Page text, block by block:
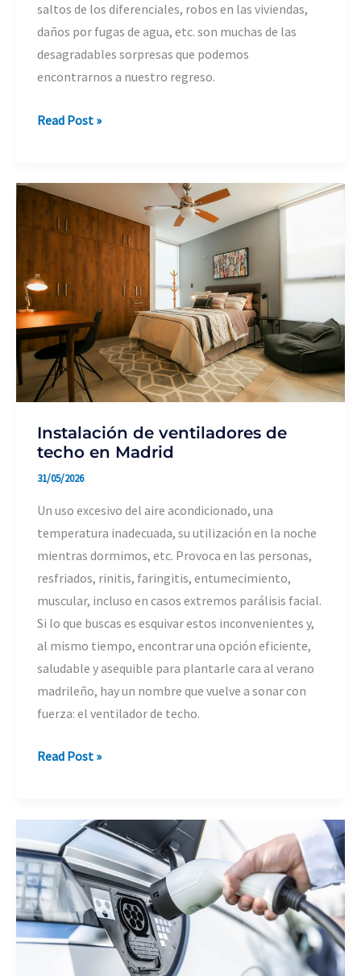
saltos de los diferenciales, robos en las viviendas,
daños por fugas de agua, etc. son muchas de las
desagradables sorpresas que podemos
encontrarnos a nuestro regreso.
Cómo
control
de
tu
casa
cuando
sales
de
vacaciones.
Read Post »
Instalación de ventiladores de
techo en Madrid
31/05/2026
Un uso excesivo del aire acondicionado, una
temperatura inadecuada, su utilización en la noche
mientras dormimos, etc. Provoca en las personas,
resfriados, rinitis, faringitis, entumecimiento,
muscular, incluso en casos extremos parálisis facial.
Si lo que buscas es esquivar estos inconvenientes y,
al mismo tiempo, encontrar una opción eficiente,
saludable y asequible para plantarle cara al verano
madrileño, hay un nombre que vuelve a sonar con
fuerza: el ventilador de techo.
Instalación
de
techo
en
Madrid
Read Post »